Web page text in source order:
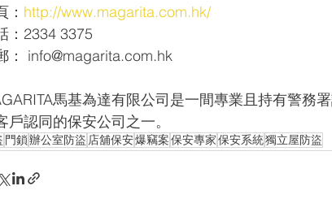
： http://www.magarita.com.hk/
：2334 3375
： info@magarita.com.hk
馬基為達有限公司是一間專業且持有警務
戶認同的保安公司之一。
門鎖辦公室防盜 店舖保安爆竊案保安專家保安系統獨立屋防盜